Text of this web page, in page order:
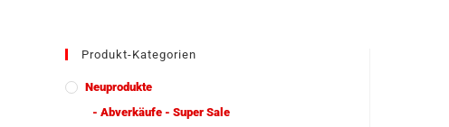
Produkt-Kategorien
Neuprodukte
- Abverkäufe - Super Sale